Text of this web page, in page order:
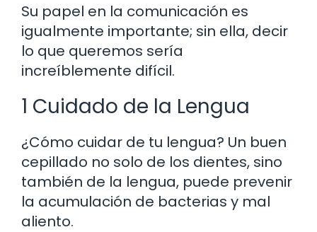
Su papel en la comunicación es
igualmente importante; sin ella, decir
lo que queremos sería
increíblemente difícil.
1 Cuidado de la Lengua
¿Cómo cuidar de tu lengua? Un buen
cepillado no solo de los dientes, sino
también de la lengua, puede prevenir
la acumulación de bacterias y mal
aliento.